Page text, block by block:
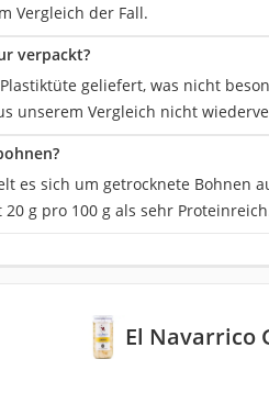
Vergleich der Fall.
verpackt?
geliefert, was nicht
unserem Vergleich nicht
es sich um getrocknete Bohnen
g pro 100 g als sehr
El Navarrico